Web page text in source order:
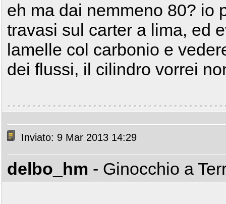
eh ma dai nemmeno 80? io
travasi sul carter a lima, ed
lamelle col carbonio e
dei flussi, il cilindro vorrei
Inviato: 9 Mar 2013 14:29
delbo_hm - Ginocchio a